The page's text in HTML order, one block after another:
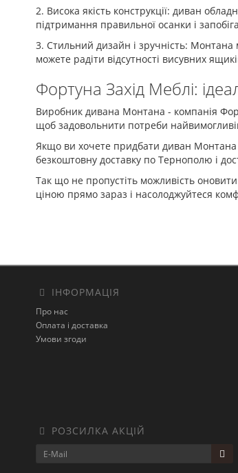
2. Висока якість конструкції: диван
підтримання правильної осанки і
3. Стильний дизайн і зручність: Монтана
можете радіти відсутності висувних
Фортуна Захід Меблі:
Виробник дивана Монтана - компанія
щоб задовольнити потреби
Якщо ви хочете придбати диван Монтана
безкоштовну доставку по Тернополю і
Так що не пропустіть можливість
ціною прямо зараз і насолоджуйтеся
ІНФОРМАЦІЯ
Про нас
Оплата і доставка
Умови згоди
РОЗСИЛКА АКЦІЙ